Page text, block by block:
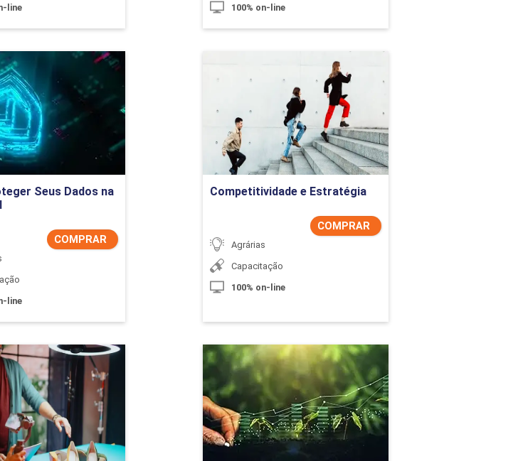
line
100% on-line
Seus Dados na
COMPRAR
line
Como Proteger Seus
Dados na Era Digital
do curso
Comprar Agora
Competitividade e Estratégia
COMPRAR
Agrárias
Capacitação
100% on-line
Competitividade e
Estratégia
Detalhes do curso
Comprar Agora
O Marketing
Digital
do curso
Comprar Agora
Controle Estatístico do
Processo
Detalhes do curso
Comprar Agora